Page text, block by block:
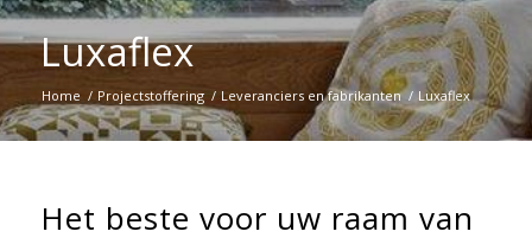
Luxaflex
Home / Projectstoffering / Leveranciers en fabrikanten / Luxaflex
Het beste voor uw raam van